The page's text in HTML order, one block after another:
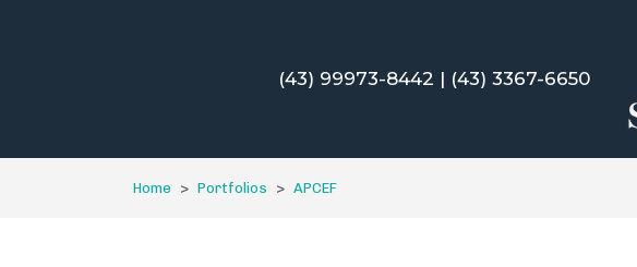
(43) 99973-8442 | (43) 3367-6650
Home Portfolios APCEF